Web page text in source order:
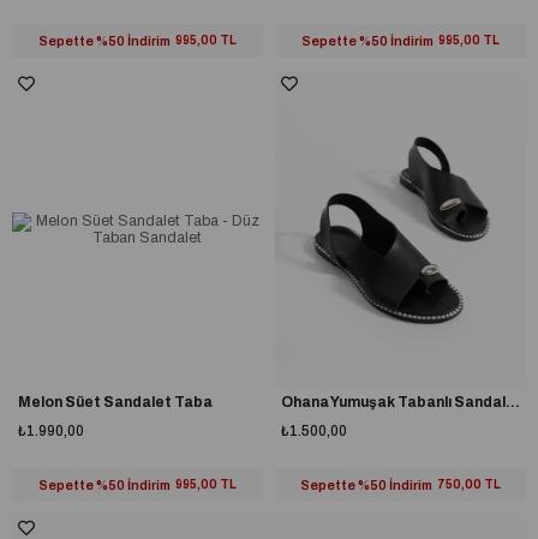
Sepette %50 İndirim 995,00 TL Sepette %50 İndirim 995,00 TL
Melon Süet Sandalet Taba
₺1.990,00
Sepette %50 İndirim 995,00 TL
Ohana Yumuşak Tabanlı Sandalet Siyah
₺1.500,00
Sepette %50 İndirim 750,00 TL